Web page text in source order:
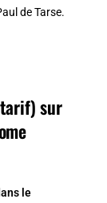
de Tarse.
sur
le